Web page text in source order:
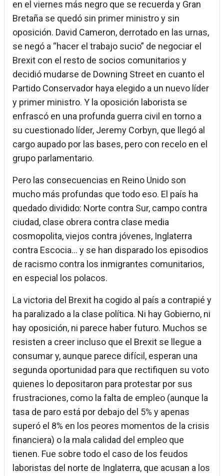
en el viernes más negro que se recuerda y Gran
Bretaña se quedó sin primer ministro y sin
oposición. David Cameron, derrotado en las urnas,
se negó a “hacer el trabajo sucio” de negociar el
Brexit con el resto de socios comunitarios y
decidió mudarse de Downing Street en cuanto el
Partido Conservador haya elegido a un nuevo líder
y primer ministro. Y la oposición laborista se
enfrascó en una profunda guerra civil en torno a
su cuestionado líder, Jeremy Corbyn, que llegó al
cargo aupado por las bases, pero con recelo en el
grupo parlamentario.
Pero las consecuencias en Reino Unido son
mucho más profundas que todo eso. El país ha
quedado dividido: Norte contra Sur, campo contra
ciudad, clase obrera contra clase media
cosmopolita, viejos contra jóvenes, Inglaterra
contra Escocia… y se han disparado los episodios
de racismo contra los inmigrantes comunitarios,
en especial los polacos.
La victoria del Brexit ha cogido al país a contrapié y
ha paralizado a la clase política. Ni hay Gobierno, ni
hay oposición, ni parece haber futuro. Muchos se
resisten a creer incluso que el Brexit se llegue a
consumar y, aunque parece difícil, esperan una
segunda oportunidad para que rectifiquen su voto
quienes lo depositaron para protestar por sus
frustraciones, como la falta de empleo (aunque la
tasa de paro está por debajo del 5% y apenas
superó el 8% en los peores momentos de la crisis
financiera) o la mala calidad del empleo que
tienen. Fue sobre todo el caso de los feudos
laboristas del norte de Inglaterra, que acusan a los